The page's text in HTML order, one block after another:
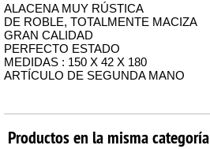
ALACENA MUY RÚSTICA
DE ROBLE, TOTALMENTE MACIZA
GRAN CALIDAD
PERFECTO ESTADO
MEDIDAS : 150 X 42 X 180
ARTÍCULO DE SEGUNDA MANO
Productos en la misma categoría